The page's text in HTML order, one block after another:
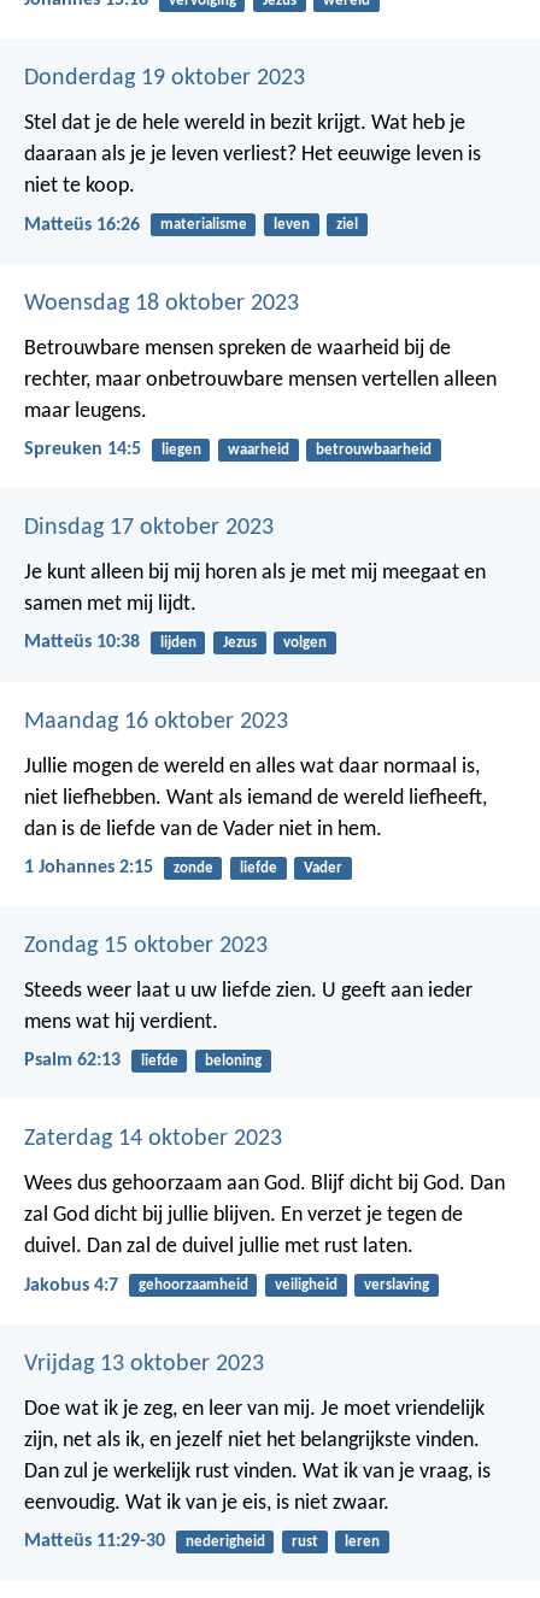
Donderdag 19 oktober 2023
Stel dat je de hele wereld in bezit krijgt. Wat heb je
daaraan als je je leven verliest? Het eeuwige leven is
niet te koop.
Matteüs 16:26 materialisme leven ziel
Woensdag 18 oktober 2023
Betrouwbare mensen spreken de waarheid bij de
rechter, maar onbetrouwbare mensen vertellen alleen
maar leugens.
Spreuken 14:5 liegen waarheid betrouwbaarheid
Dinsdag 17 oktober 2023
Je kunt alleen bij mij horen als je met mij meegaat en
samen met mij lijdt.
Matteüs 10:38 lijden Jezus volgen
Maandag 16 oktober 2023
Jullie mogen de wereld en alles wat daar normaal is,
niet liefhebben. Want als iemand de wereld liefheeft,
dan is de liefde van de Vader niet in hem.
1 Johannes 2:15 zonde liefde Vader
Zondag 15 oktober 2023
Steeds weer laat u uw liefde zien. U geeft aan ieder
mens wat hij verdient.
Psalm 62:13 liefde beloning
Zaterdag 14 oktober 2023
Wees dus gehoorzaam aan God. Blijf dicht bij God. Dan
zal God dicht bij jullie blijven. En verzet je tegen de
duivel. Dan zal de duivel jullie met rust laten.
Jakobus 4:7 gehoorzaamheid veiligheid verslaving
Vrijdag 13 oktober 2023
Doe wat ik je zeg, en leer van mij. Je moet vriendelijk
zijn, net als ik, en jezelf niet het belangrijkste vinden.
Dan zul je werkelijk rust vinden. Wat ik van je vraag, is
eenvoudig. Wat ik van je eis, is niet zwaar.
Matteüs 11:29-30 nederigheid rust leren